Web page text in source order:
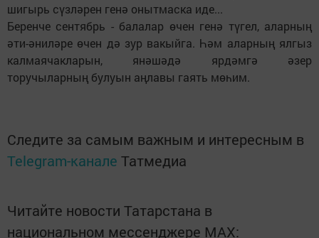
шигырь сүзләрен генә онытмаска иде...
Беренче сентябрь - балалар өчен генә түгел, аларның
әти-әниләре өчен дә зур вакыйга. Һәм аларның ялгыз
калмаячакларын, янәшәдә ярдәмгә әзер
торучыларның булуын аңлавы гаять мөһим.
Следите за самым важным и интересным в
Telegram-канале Татмедиа
Читайте новости Татарстана в
национальном мессенджере MАХ: